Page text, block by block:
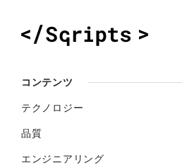
コンテンツ
テクノロジー
品質
エンジニアリング